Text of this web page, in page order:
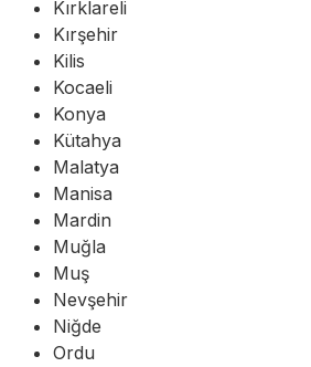
Kırklareli
Kırşehir
Kilis
Kocaeli
Konya
Kütahya
Malatya
Manisa
Mardin
Muğla
Muş
Nevşehir
Niğde
Ordu